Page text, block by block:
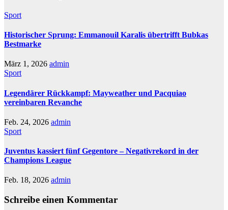
Sport
Historischer Sprung: Emmanouil Karalis übertrifft Bubkas
Bestmarke
März 1, 2026 admin
Sport
Legendärer Rückkampf: Mayweather und Pacquiao
vereinbaren Revanche
Feb. 24, 2026 admin
Sport
Juventus kassiert fünf Gegentore – Negativrekord in der
Champions League
Feb. 18, 2026 admin
Schreibe einen Kommentar